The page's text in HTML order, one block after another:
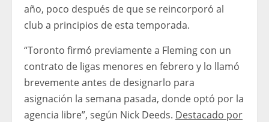
año, poco después de que se reincorporó al
club a principios de esta temporada.
“Toronto firmó previamente a Fleming con un
contrato de ligas menores en febrero y lo llamó
brevemente antes de designarlo para
asignación la semana pasada, donde optó por la
agencia libre”, según Nick Deeds. Destacado por